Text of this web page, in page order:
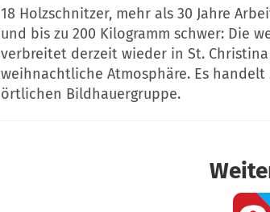
18 Holzschnitzer, mehr als 30 Jahre
und bis zu 200 Kilogramm schwer: Die
verbreitet derzeit wieder in St.
weihnachtliche Atmosphäre. Es
örtlichen Bildhauergruppe.